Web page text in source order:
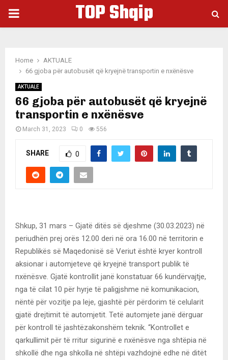
PRIMARY
TOP Shqip
Home
AKTUALE
66 gjoba për autobusët që kryejnë transportin e nxënësve
AKTUALE
66 gjoba për autobusët që kryejnë
transportin e nxënësve
March 31, 2023 0 556
SHARE 0
Shkup, 31 mars – Gjatë ditës së djeshme (30.03.2023) në
periudhën prej orës 12.00 deri në ora 16.00 në territorin e
Republikës së Maqedonisë së Veriut është kryer kontroll
aksionar i automjeteve që kryejnë transport publik të
nxënësve. Gjatë kontrollit janë konstatuar 66 kundërvajtje,
nga të cilat 10 për hyrje të paligjshme në komunikacion,
nëntë për vozitje pa leje, gjashtë për përdorim të celularit
gjatë drejtimit të automjetit. Tetë automjete janë dërguar
për kontroll të jashtëzakonshëm teknik. “Kontrollet e
qarkullimit për të rritur sigurinë e nxënësve nga shtëpia në
shkollë dhe nga shkolla në shtëpi vazhdojnë edhe në ditët